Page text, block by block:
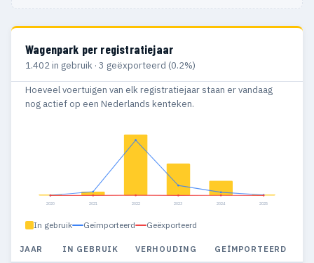
Wagenpark per registratiejaar
1.402 in gebruik · 3 geëxporteerd (0.2%)
Hoeveel voertuigen van elk registratiejaar staan er vandaag
nog actief op een Nederlands kenteken.
2020 2021 2022 2023 2024 2025
In gebruik Geïmporteerd Geëxporteerd
JAAR IN GEBRUIK VERHOUDING GEÏMPORTEERD